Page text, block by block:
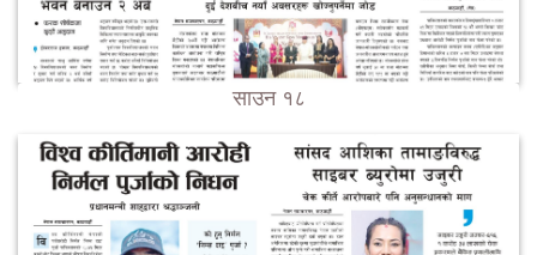
साउन १८